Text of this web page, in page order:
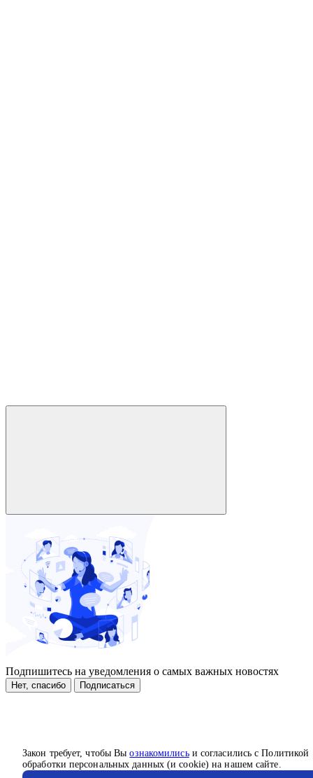
Закон требует, чтобы Выознакомилисьи согласились с Политикой
обработки персональных данных (и cookie) на нашем сайте.
Подпишитесь на уведомления о самых важных новостях
Нет, спасибо Подписаться